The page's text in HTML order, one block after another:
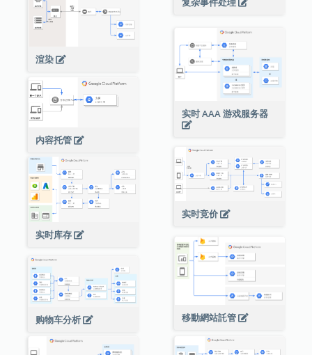
渲染
实时 AAA 游戏服务器
内容托管
实时竞价
实时库存
移動網站託管
购物车分析